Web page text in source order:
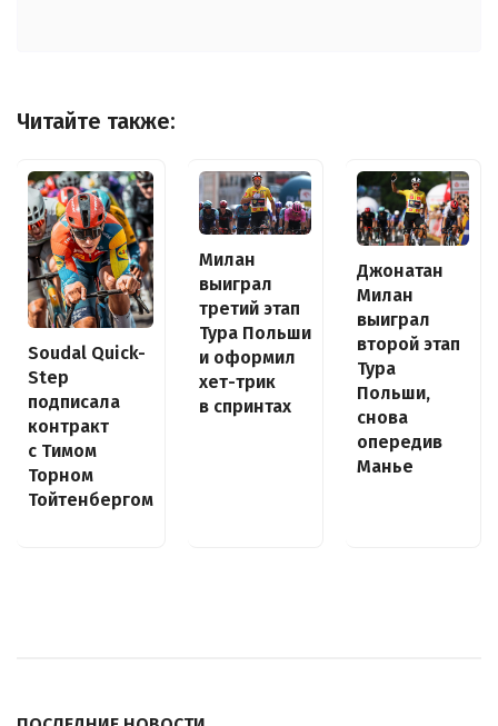
Читайте также:
Soudal Quick-
Step
подписала
контракт
с Тимом
Торном
Тойтенбергом
Милан
выиграл
третий этап
Тура Польши
и оформил
хет-трик
в спринтах
Джонатан
Милан
выиграл
второй этап
Тура
Польши,
снова
опередив
Манье